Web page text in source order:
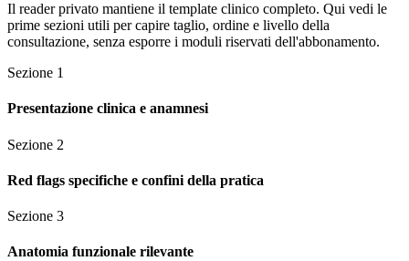
Il reader privato mantiene il template clinico completo. Qui vedi le
prime sezioni utili per capire taglio, ordine e livello della
consultazione, senza esporre i moduli riservati dell'abbonamento.
Sezione 1
Presentazione clinica e anamnesi
Sezione 2
Red flags specifiche e confini della pratica
Sezione 3
Anatomia funzionale rilevante